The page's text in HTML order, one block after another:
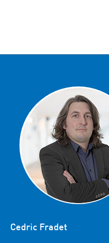
Cedric Fradet